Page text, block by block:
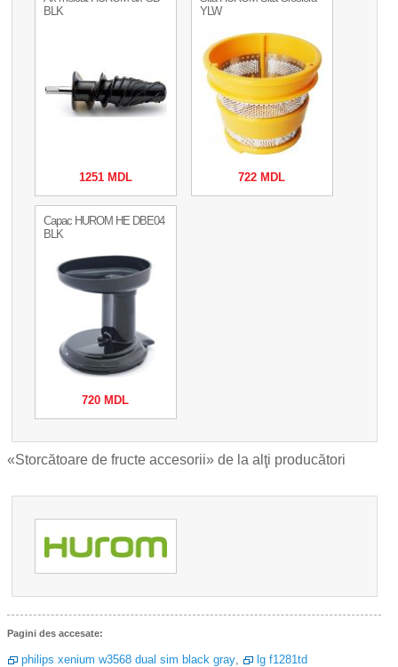
BLK
1251 MDL
YLW
722 MDL
Capac HUROM HE DBE04
BLK
720 MDL
«Storcătoare de fructe accesorii» de la alţi producători
Pagini des accesate:
philips xenium w3568 dual sim black gray, lg f1281td